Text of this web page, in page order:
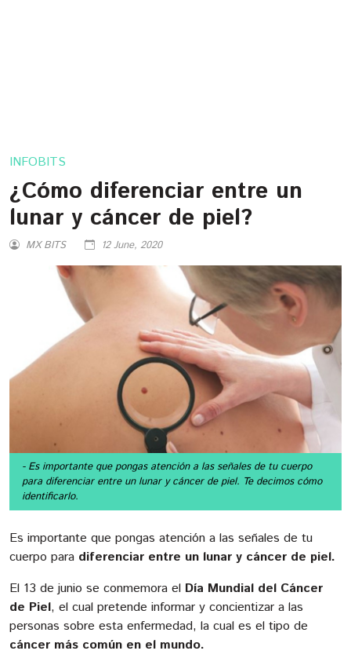
INFOBITS
¿Cómo diferenciar entre un
lunar y cáncer de piel?
MX BITS 12 June, 2020
- Es importante que pongas atención a las señales de tu cuerpo
para diferenciar entre un lunar y cáncer de piel. Te decimos cómo
identificarlo.
Es importante que pongas atención a las señales de tu
cuerpo para diferenciar entre un lunar y cáncer de piel.
El 13 de junio se conmemora el Día Mundial del Cáncer
de Piel, el cual pretende informar y concientizar a las
personas sobre esta enfermedad, la cual es el tipo de
cáncer más común en el mundo.